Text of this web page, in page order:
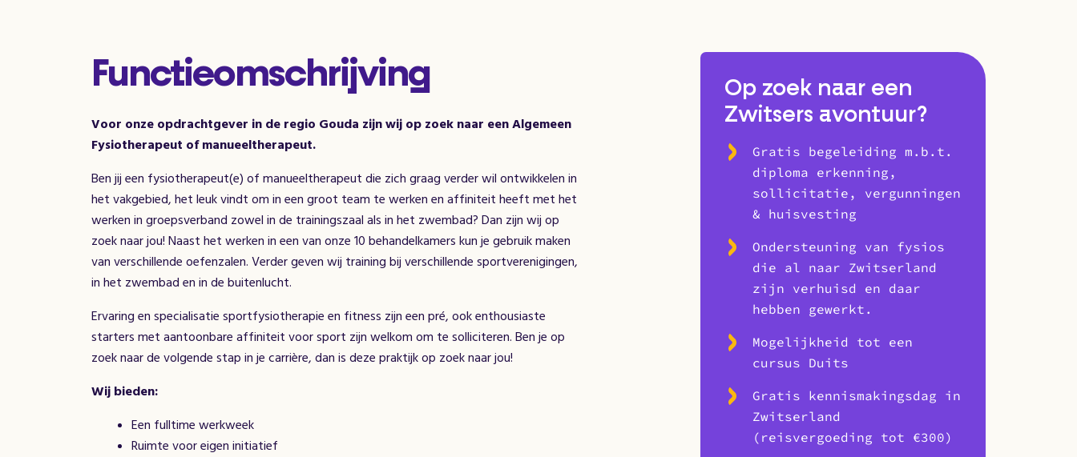
Functieomschrijving
Voor onze opdrachtgever in de regio Gouda zijn wij op zoek naar een Algemeen
Fysiotherapeut of manueeltherapeut.
Ben jij een fysiotherapeut(e) of manueeltherapeut die zich graag verder wil ontwikkelen in
het vakgebied, het leuk vindt om in een groot team te werken en affiniteit heeft met het
werken in groepsverband zowel in de trainingszaal als in het zwembad? Dan zijn wij op
zoek naar jou! Naast het werken in een van onze 10 behandelkamers kun je gebruik maken
van verschillende oefenzalen. Verder geven wij training bij verschillende sportverenigingen,
in het zwembad en in de buitenlucht.
Ervaring en specialisatie sportfysiotherapie en fitness zijn een pré, ook enthousiaste
starters met aantoonbare affiniteit voor sport zijn welkom om te solliciteren. Ben je op
zoek naar de volgende stap in je carrière, dan is deze praktijk op zoek naar jou!
Wij bieden:
Een fulltime werkweek
Ruimte voor eigen initiatief
Op zoek naar een
Zwitsers avontuur?
Gratis begeleiding m.b.t.
diploma erkenning,
sollicitatie, vergunningen
& huisvesting
Ondersteuning van fysios
die al naar Zwitserland
zijn verhuisd en daar
hebben gewerkt.
Mogelijkheid tot een
cursus Duits
Gratis kennismakingsdag in
Zwitserland
(reisvergoeding tot €300)